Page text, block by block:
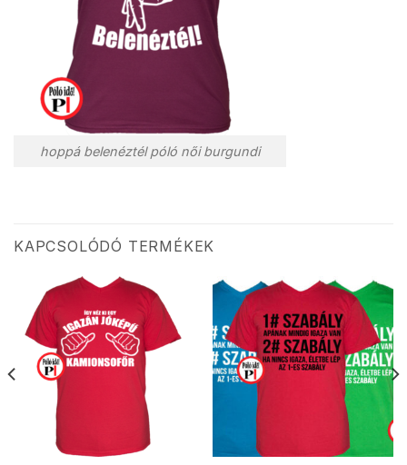
hoppá belenéztél póló női burgundi
KAPCSOLÓDÓ TERMÉKEK